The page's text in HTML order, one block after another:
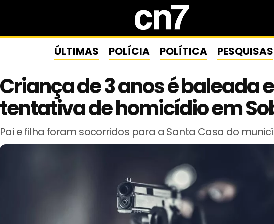
ÚLTIMAS POLÍCIA POLÍTICA PESQUISAS
Criança de 3 anos é baleada
tentativa de homicídio em
Pai e filha foram socorridos para a Santa Casa do